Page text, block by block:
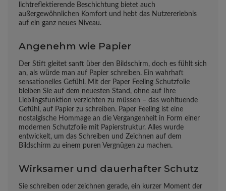
lichtreflektierende Beschichtung bietet auch
außergewöhnlichen Komfort und hebt das Nutzererlebnis
auf ein ganz neues Niveau.
Angenehm wie Papier
Der Stift gleitet sanft über den Bildschirm, doch es fühlt sich
an, als würde man auf Papier schreiben. Ein wahrhaft
sensationelles Gefühl. Mit der Paper Feeling Schutzfolie
bleiben Sie auf dem neuesten Stand, ohne auf Ihre
Lieblingsfunktion verzichten zu müssen – das wohltuende
Gefühl, auf Papier zu schreiben. Paper Feeling ist eine
nostalgische Hommage an die Vergangenheit in Form einer
modernen Schutzfolie mit Papierstruktur. Alles wurde
entwickelt, um das Schreiben und Zeichnen auf dem
Bildschirm zu einem puren Vergnügen zu machen.
Wirksamer und dauerhafter Schutz
Sie schreiben oder zeichnen gerade, ein kurzer Moment der